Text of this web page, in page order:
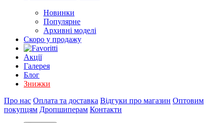
Новинки
Популярне
Архивні моделі
Скоро у продажу
Акції
Галерея
Блог
Знижки
Про нас Оплата та доставка Відгуки про магазин Оптовим
покупцям Дропшиперам Контакти